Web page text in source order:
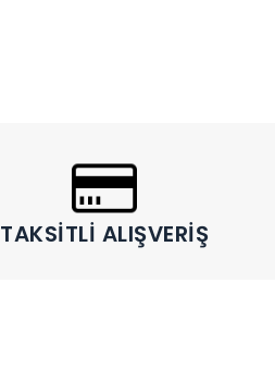
TAKSITLI ALIŞVERIŞ